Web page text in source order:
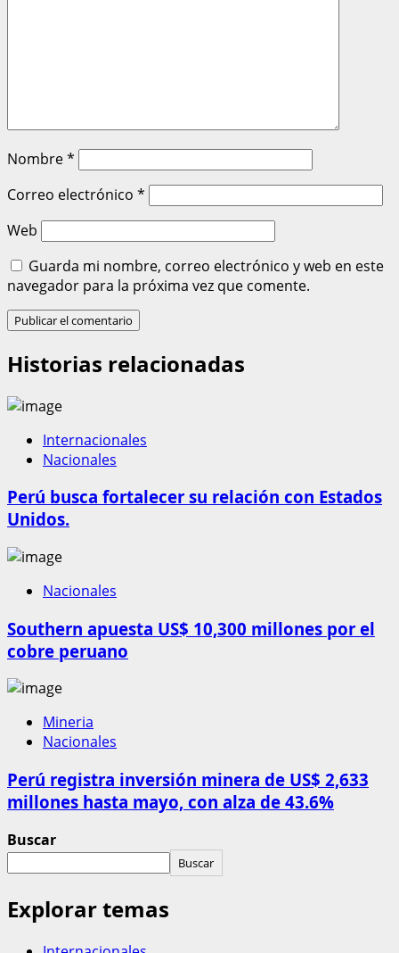
Nombre*
Correo electrónico *
Web
Guarda mi nombre, correo electrónico y web en este
navegador para la próxima vez que comente.
Historias relacionadas
Internacionales
Nacionales
Perú busca fortalecer su relación con Estados
Unidos.
Nacionales
Southern apuesta US$ 10,300 millones por el
cobre peruano
Mineria
Nacionales
Perú registra inversión minera de US$ 2,633
millones hasta mayo, con alza de 43.6%
Buscar
Buscar
Explorar temas